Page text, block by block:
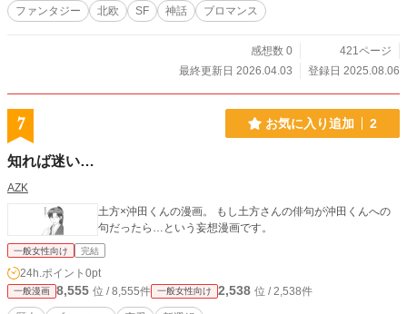
ファンタジー 北欧 SF 神話 ブロマンス
感想数 0
421ページ
最終更新日 2026.04.03
登録日 2025.08.06
7 お気に入り追加 2
知れば迷い…
AZK
土方×沖田くんの漫画。 もし土方さんの俳句が沖田くんへの
句だったら…という妄想漫画です。
一般女性向け 完結
24h.ポイント 0pt
一般漫画 8,555 位 / 8,555件 一般女性向け 2,538 位 / 2,538件